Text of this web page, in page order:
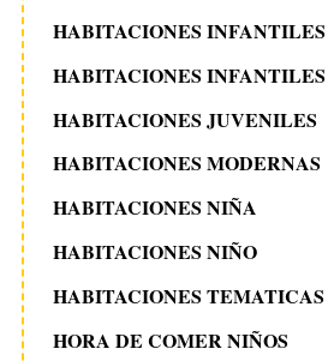
HABITACIONES INFANTILES
HABITACIONES INFANTILES
HABITACIONES JUVENILES
HABITACIONES MODERNAS
HABITACIONES NIÑA
HABITACIONES NIÑO
HABITACIONES TEMATICAS
HORA DE COMER NIÑOS